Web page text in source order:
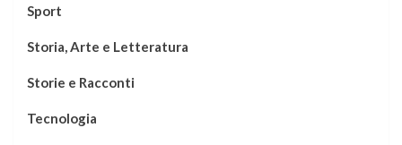
Sport
Storia, Arte e Letteratura
Storie e Racconti
Tecnologia